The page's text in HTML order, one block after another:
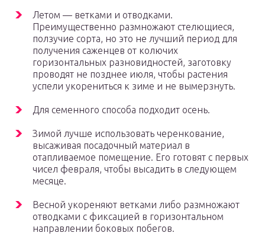
Летом — ветками и отводками.
Преимущественно размножают стелющиеся,
ползучие сорта, но это не лучший период для
получения саженцев от колючих
горизонтальных разновидностей, заготовку
проводят не позднее июля, чтобы растения
успели укорениться к зиме и не вымерзнуть.
Для семенного способа подходит осень.
Зимой лучше использовать черенкование,
высаживая посадочный материал в
отапливаемое помещение. Его готовят с первых
чисел февраля, чтобы высадить в следующем
месяце.
Весной укореняют ветками либо размножают
отводками с фиксацией в горизонтальном
направлении боковых побегов.